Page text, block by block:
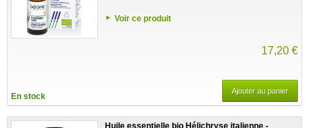
Voir ce produit
17,20 €
En stock
Ajouter au panier
Huile essentielle bio Hélichryse italienne -